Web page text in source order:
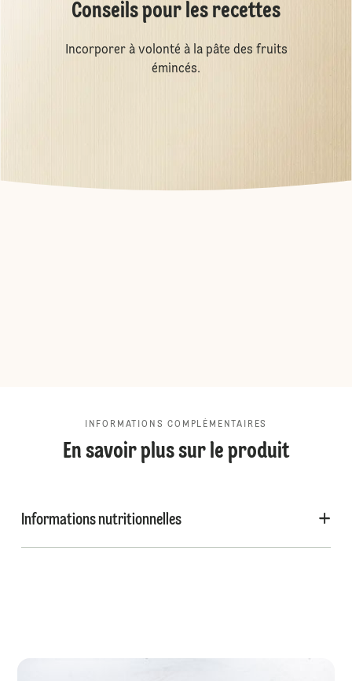
Conseils pour les recettes
Incorporer à volonté à la pâte des fruits
émincés.
INFORMATIONS COMPLÉMENTAIRES
En savoir plus sur le produit
Informations nutritionnelles